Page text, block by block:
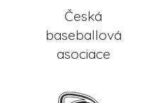
Česká
baseballová
asociace